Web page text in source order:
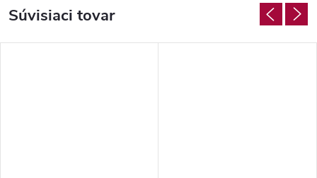
Súvisiaci tovar